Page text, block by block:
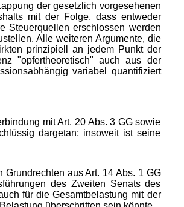
der gesetzlich vorgesehenen
mit der Folge, dass entweder
Steuerquellen erschlossen werden
Alle weiteren Argumente, die
prinzipiell an jedem Punkt der
"opfertheoretisch" auch aus der
variabel quantifiziert
mit Art. 20 Abs. 3 GG sowie
dargetan; insoweit ist seine
aus Art. 14 Abs. 1 GG
des Zweiten Senats des
für die Gesamtbelastung mit der